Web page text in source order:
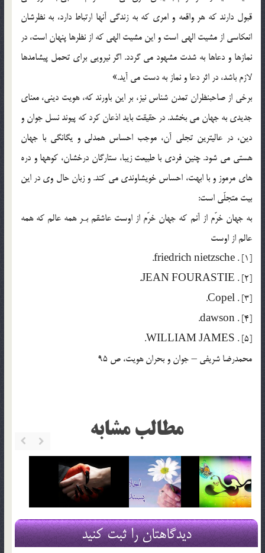
قبول دارند که هر واقعه و امري که به زندگي آنها ارتباط دارد، به نظرشان
انعکاسي از مشيت الهي است و اين مشيت الهي که از نظرها پنهان است، در
نمازها و دعاها به شدت مشهود مي گردد. اگر نيرويي براي تحمل پيشامدها
لازم باشد، در اثر دعا و نماز به دست مي آيد.»
برخي از صاحبنظران تمدن شناس نيز، بر اين باورند که، هويت ديني، معناي
جديدي به جهان مي بخشد. در حقيقت بايد اذعان کرد که پيوند نسل جوان و
دين، در عاليترين تجلي آن، موجب احساس همدلي و يگانگي با جهان
هستي مي شود. چنين فردي با طبيعت زيبا، ستارگان درخشان، کوهها و دره
هاي مرموز و با ابهت، احساس خويشاوندي مي کند. و زبان حال وي در اين
بيت متجلّي است:
به جهان خرّم از آنم که جهان خرّم از اوست عاشقم بـر همه عالم که همه
عالم از اوست
[1] . friedrich nietzsche.
[2] . JEAN FOURASTIE.
[3] . Copel.
[4] . dawson.
[5] . WILLIAM JAMES.
محمدرضا شريفي – جوان و بحران هويت، ص 95
مطالب مشابه
دیدگاهتان را ثبت کنید